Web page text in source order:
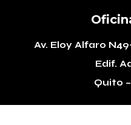
Av. Eloy Alfaro
Edif.
Quito